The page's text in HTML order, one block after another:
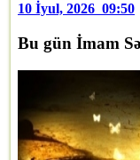
10 İyul, 2026 09:50
Bu gün İmam